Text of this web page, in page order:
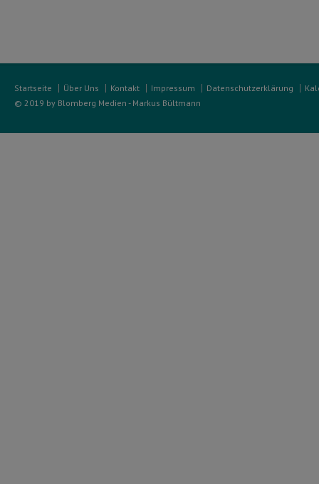
Startseite Über Uns Kontakt Impressum Datenschutzerklärung
© 2019 by Blomberg Medien - Markus Bültmann